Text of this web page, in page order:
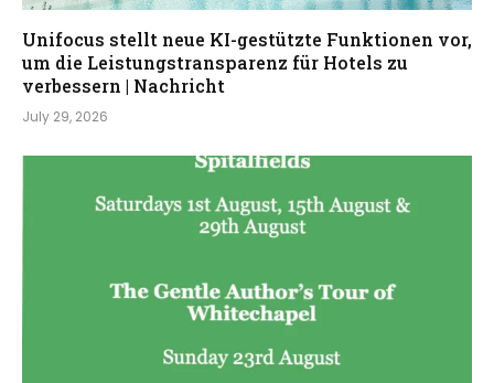
Unifocus stellt neue KI-gestützte Funktionen vor,
um die Leistungstransparenz für Hotels zu
verbessern | Nachricht
July 29, 2026